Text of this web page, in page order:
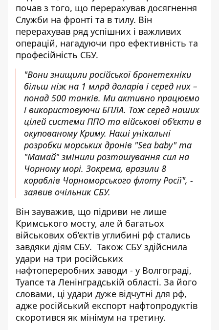
почав з того, що перерахував досягнення
Служби на фронті та в тилу. Він
перерахував ряд успішних і важливих
операцій, нагадуючи про ефективність та
професійність СБУ.
"Вони знищили російської бронетехніки
більш ніж на 1 млрд доларів і серед них –
понад 500 танків. Ми активно працюємо
і використовуючи БПЛА. Тож серед наших
цілей системи ППО та військові об’єкти в
окупованому Криму. Наші унікальні
розробки морських дронів "Sea baby" та
"Мамай" змінили розташування сил на
Чорному морі. Зокрема, вразили 8
кораблів Чорноморського флоту Росії", -
заявив очільник СБУ.
Він зауважив, що підриви не лише
Кримського мосту, але й багатьох
військових об’єктів углибині рф стались
завдяки діям СБУ. Також СБУ здійснила
удари на три російських
нафтопереробних заводи - у Волгограді,
Туапсе та Ленінградській області. За його
словами, ці удари дуже відчутні для рф,
адже російський експорт нафтопродуктів
скоротився як мінімум на третину.